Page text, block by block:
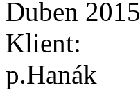
Duben 2015
Klient:
p.Hanák